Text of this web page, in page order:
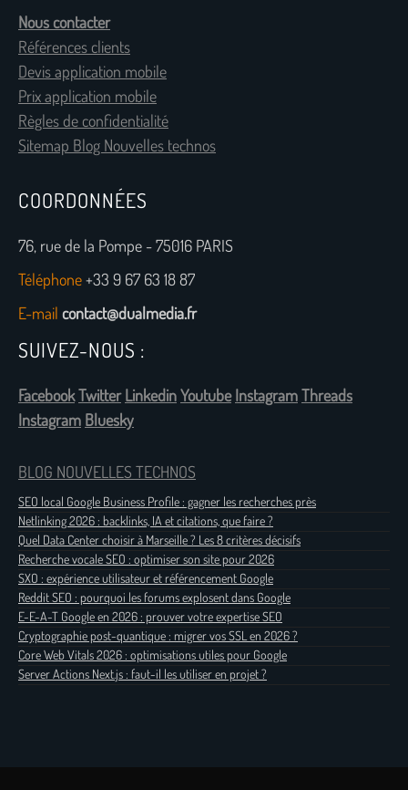
Nous contacter
Références clients
Devis application mobile
Prix application mobile
Règles de confidentialité
Sitemap Blog Nouvelles technos
COORDONNÉES
76, rue de la Pompe - 75016 PARIS
Téléphone+33 9 67 63 18 87
E-mail contact@dualmedia.fr
SUIVEZ-NOUS :
FacebookTwitter LinkedinYoutube InstagramThreads
Instagram Bluesky
BLOG NOUVELLES TECHNOS
SEO local Google Business Profile : gagner les recherches près
Netlinking 2026 : backlinks, IA et citations, que faire ?
Quel Data Center choisir à Marseille ? Les 8 critères décisifs
Recherche vocale SEO : optimiser son site pour 2026
SXO : expérience utilisateur et référencement Google
Reddit SEO : pourquoi les forums explosent dans Google
E-E-A-T Google en 2026 : prouver votre expertise SEO
Cryptographie post-quantique : migrer vos SSL en 2026 ?
Core Web Vitals 2026 : optimisations utiles pour Google
Server Actions Next.js : faut-il les utiliser en projet ?